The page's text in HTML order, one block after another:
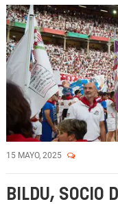
15 MAYO, 2025
BILDU, SOCIO